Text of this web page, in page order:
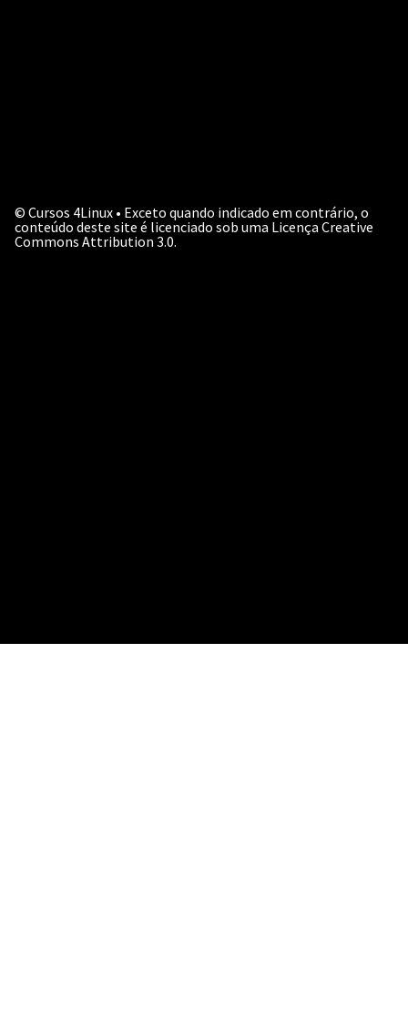
© Cursos 4Linux • Exceto quando indicado em contrário, o
conteúdo deste site é licenciado sob uma Licença Creative
Commons Attribution 3.0.